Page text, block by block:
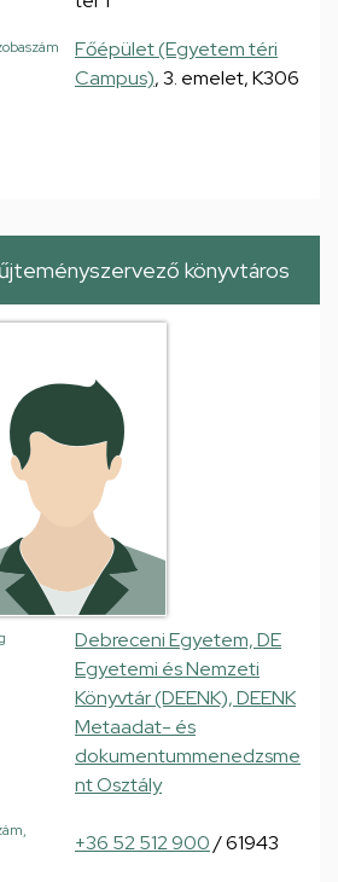
Főépület (Egyetem téri
Campus), 3. emelet, K306
könyvtáros
Debreceni Egyetem, DE
Egyetemi és Nemzeti
Könyvtár (DEENK), DEENK
Metaadat- és
dokumentummenedzsme
nt Osztály
+36 52 512 900/ 61943